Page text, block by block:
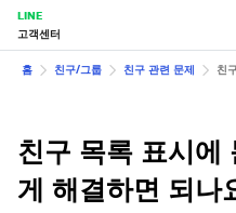
LINE
고객센터
홈 친구/그룹 친구 관련 문제 친
친구 목록 표시에
게 해결하면 되나